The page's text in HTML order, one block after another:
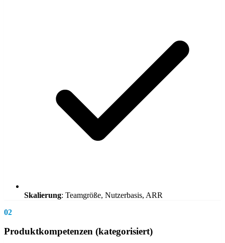
Skalierung: Teamgröße, Nutzerbasis, ARR
02
Produktkompetenzen (kategorisiert)